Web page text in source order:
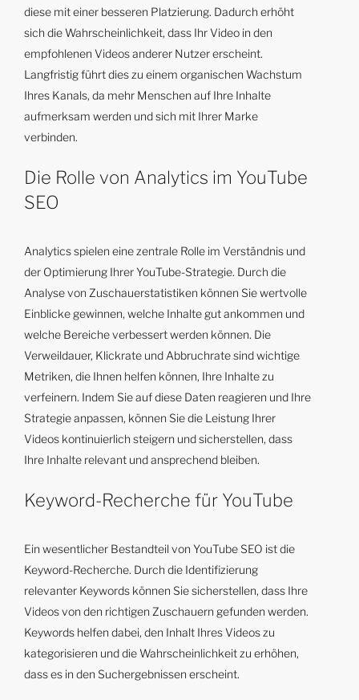
diese mit einer besseren Platzierung. Dadurch erhöht
sich die Wahrscheinlichkeit, dass Ihr Video in den
empfohlenen Videos anderer Nutzer erscheint.
Langfristig führt dies zu einem organischen Wachstum
Ihres Kanals, da mehr Menschen auf Ihre Inhalte
aufmerksam werden und sich mit Ihrer Marke
verbinden.
Die Rolle von Analytics im YouTube
SEO
Analytics spielen eine zentrale Rolle im Verständnis und
der Optimierung Ihrer YouTube-Strategie. Durch die
Analyse von Zuschauerstatistiken können Sie wertvolle
Einblicke gewinnen, welche Inhalte gut ankommen und
welche Bereiche verbessert werden können. Die
Verweildauer, Klickrate und Abbruchrate sind wichtige
Metriken, die Ihnen helfen können, Ihre Inhalte zu
verfeinern. Indem Sie auf diese Daten reagieren und Ihre
Strategie anpassen, können Sie die Leistung Ihrer
Videos kontinuierlich steigern und sicherstellen, dass
Ihre Inhalte relevant und ansprechend bleiben.
Keyword-Recherche für YouTube
Ein wesentlicher Bestandteil von YouTube SEO ist die
Keyword-Recherche. Durch die Identifizierung
relevanter Keywords können Sie sicherstellen, dass Ihre
Videos von den richtigen Zuschauern gefunden werden.
Keywords helfen dabei, den Inhalt Ihres Videos zu
kategorisieren und die Wahrscheinlichkeit zu erhöhen,
dass es in den Suchergebnissen erscheint.